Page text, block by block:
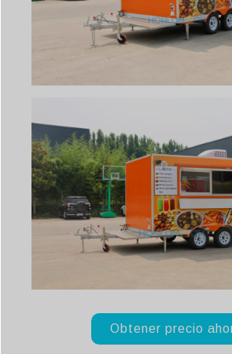
Obtener precio